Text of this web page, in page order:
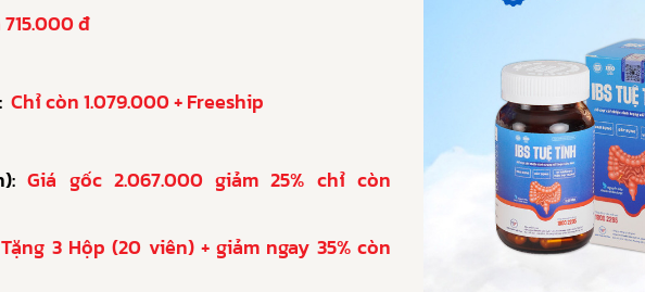
715.000 đ
Chỉ còn 1.079.000 + Freeship
Giá gốc 2.067.000 giảm 25% chỉ còn
Tặng 3 Hộp (20 viên) + giảm ngay 35% còn